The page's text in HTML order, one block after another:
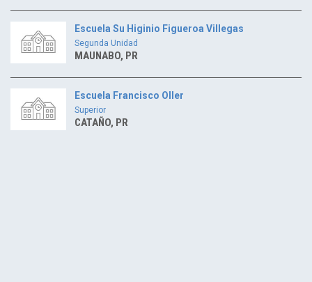
Escuela Su Higinio Figueroa Villegas
Segunda Unidad
MAUNABO, PR
Escuela Francisco Oller
Superior
CATAÑO, PR